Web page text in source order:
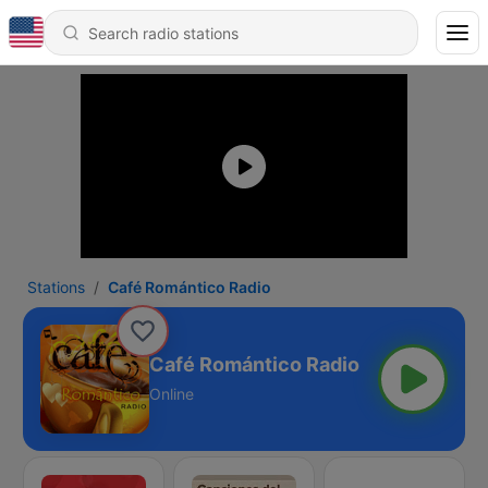
Stations Café Romántico Radio
Café Romántico Radio
Online